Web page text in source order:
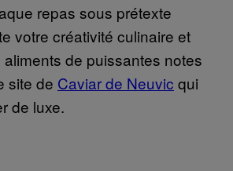
repas sous prétexte
votre créativité culinaire et
aliments de puissantes notes
site de Caviar de Neuvic qui
de luxe.